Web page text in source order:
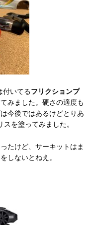
付いてるフリクションプ
みました。硬さの適度も
今後ではあるけどとりあ
を塗ってみました。
たけど、サーキットはま
しないとねえ。